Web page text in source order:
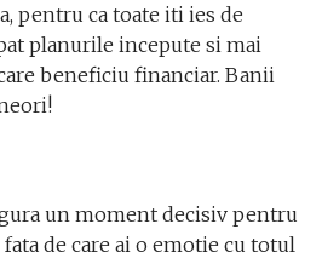
pentru ca toate iti ies de
planurile incepute si mai
beneficiu financiar. Banii
un moment decisiv pentru
de care ai o emotie cu totul